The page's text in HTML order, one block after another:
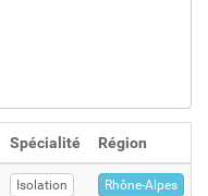
Spécialité Région
Isolation Rhône-Alpes